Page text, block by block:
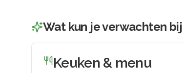
Wat kun je verwachten bij
Keuken & menu